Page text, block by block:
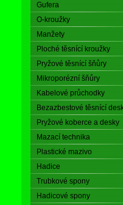
Gufera
O-kroužky
Manžety
Ploché těsnící kroužky
Pryžové těsnící šňůry
Mikroporézní šňůry
Kabelové průchodky
Bezazbestové těsnící
Pryžové koberce a desky
Mazací technika
Plastické mazivo
Hadice
Trubkové spony
Hadicové spony